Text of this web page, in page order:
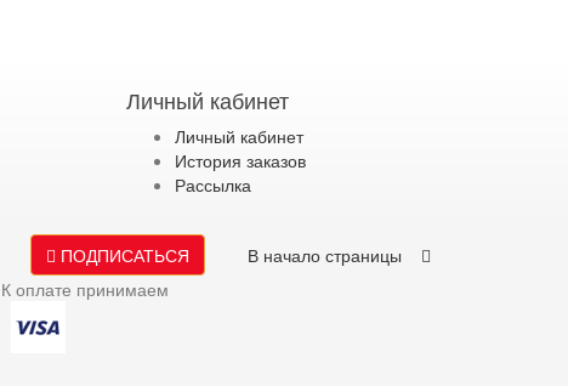
Личный кабинет
Личный кабинет
История заказов
Рассылка
ПОДПИСАТЬСЯ
В начало страницы
К оплате принимаем